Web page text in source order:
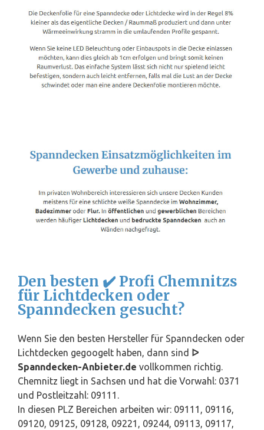
Den besten ✔️ Profi Chemnitzs
für Lichtdecken oder
Spanndecken gesucht?
Wenn Sie den besten Hersteller für Spanndecken oder
Lichtdecken gegoogelt haben, dann sind ᐅ
Spanndecken-Anbieter.de vollkommen richtig.
Chemnitz liegt in Sachsen und hat die Vorwahl: 0371
und Postleitzahl: 09111.
In diesen PLZ Bereichen arbeiten wir: 09111, 09116,
09120, 09125, 09128, 09221, 09244, 09113, 09117,